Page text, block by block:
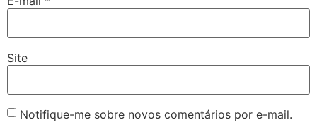
Site
Notifique-me sobre novos comentários por e-mail.